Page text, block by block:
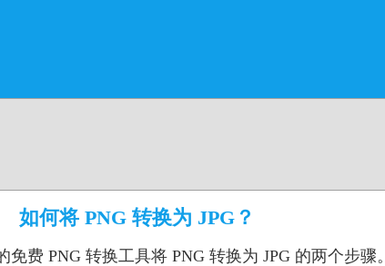
如何将 PNG 转换为 JPG？
免费 PNG 转换工具将 PNG 转换为 JPG 的两个步骤。